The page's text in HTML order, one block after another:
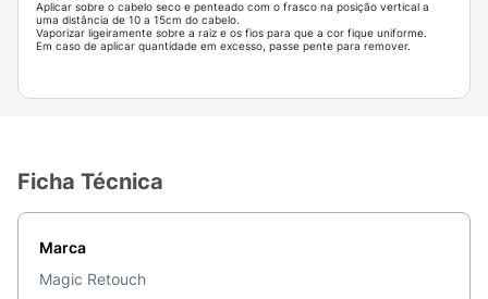
Aplicar sobre o cabelo seco e penteado com o frasco na posição vertical a
uma distância de 10 a 15cm do cabelo.
Vaporizar ligeiramente sobre a raiz e os fios para que a cor fique uniforme.
Em caso de aplicar quantidade em excesso, passe pente para remover.
Ficha Técnica
Marca
Magic Retouch